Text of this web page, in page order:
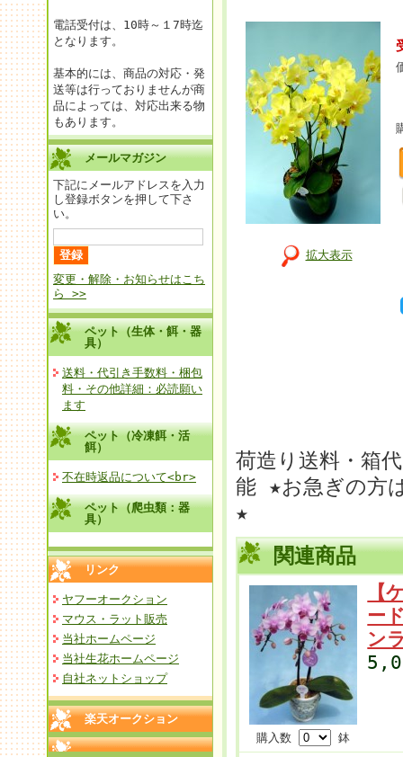
電話受付は、10時～１7時迄
となります。
基本的には、商品の対応・発
送等は行っておりませんが商
品によっては、対応出来る物
もあります。
メールマガジン
下記にメールアドレスを入力
し登録ボタンを押して下さ
い。
変更・解除・お知らせはこち
ら >>
ペット（生体・餌・器
具）
送料・代引き手数料・梱包
料・その他詳細：必読願い
ます
ペット（冷凍餌・活
餌）
不在時返品について<br>
ペット（爬虫類：器
具）
リンク
ヤフーオークション
マウス・ラット販売
当社ホームページ
当社生花ホームページ
自社ネットショップ
楽天オークション
拡大表示
荷造り送料・箱
能 ★お急ぎの方
★
関連商品
購入数 鉢
【
ー
ン